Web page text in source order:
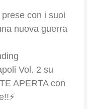
con i suoi
nuova guerra
Vol. 2 su
APERTA con